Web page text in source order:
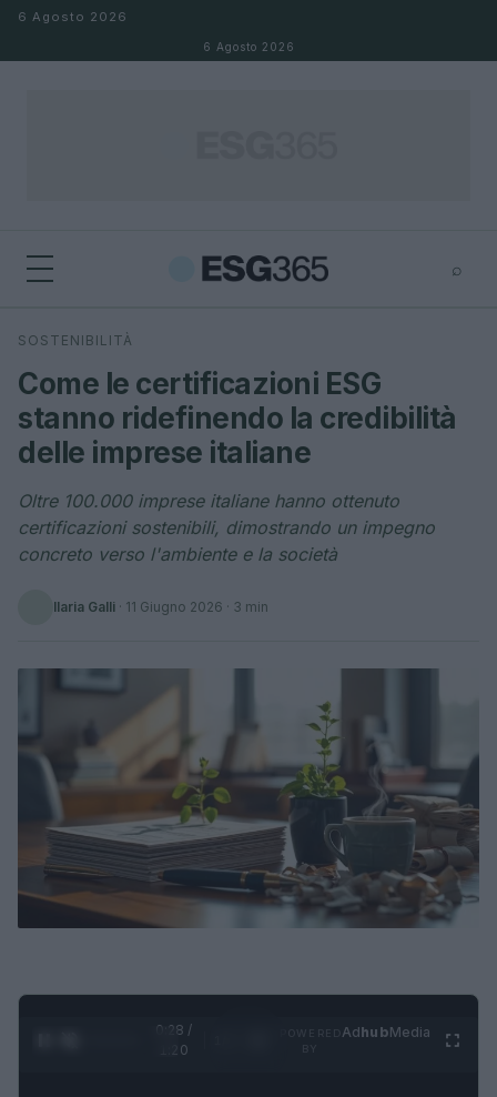
Salta al contenuto
6 Agosto 2026
6 Agosto 2026
⌕
Cerca
SOSTENIBILITÀ
Come le certificazioni ESG
stanno ridefinendo la credibilità
delle imprese italiane
Oltre 100.000 imprese italiane hanno ottenuto
certificazioni sostenibili, dimostrando un impegno
concreto verso l'ambiente e la società
Ilaria Galli · 11 Giugno 2026 · 3 min
0:29 /
1:20
AdhubMedia